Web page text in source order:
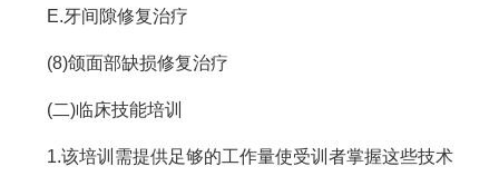
E.牙间隙修复治疗
(8)颌面部缺损修复治疗
(二)临床技能培训
1.该培训需提供足够的工作量使受训者掌握这些技术